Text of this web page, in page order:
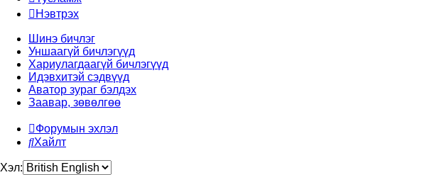
Нэвтрэх
Шинэ бичлэг
Уншаагүй бичлэгүүд
Хариулагдаагүй бичлэгүүд
Идэвхитэй сэдвүүд
Аватор зураг бэлдэх
Заавар, зөвөлгөө
Форумын эхлэл
Хайлт
Хэл: